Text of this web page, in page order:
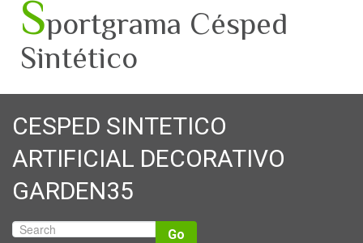
Sportgrama Césped
Sintético
Home
Nosotros
Productos
Galería
Tienda
CESPED SINTETICO
ARTIFICIAL DECORATIVO
GARDEN35
Go